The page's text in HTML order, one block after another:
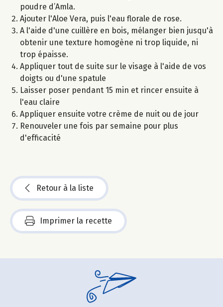
poudre d’Amla.
Ajouter l'Aloe Vera, puis l'eau florale de rose.
A l'aide d'une cuillère en bois, mélanger bien jusqu'à
obtenir une texture homogène ni trop liquide, ni
trop épaisse.
Appliquer tout de suite sur le visage à l'aide de vos
doigts ou d'une spatule
Laisser poser pendant 15 min et rincer ensuite à
l'eau claire
Appliquer ensuite votre crème de nuit ou de jour
Renouveler une fois par semaine pour plus
d'efficacité
Retour à la liste
Imprimer la recette